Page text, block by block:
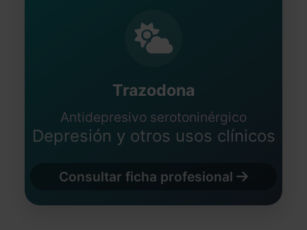
Trazodona
Antidepresivo serotoninérgico
Depresión y otros usos clínicos
Consultar ficha profesional